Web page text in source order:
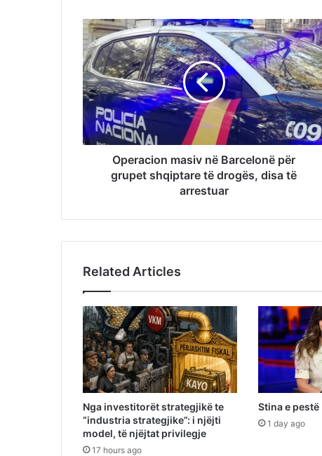
Operacion masiv në Barcelonë për
grupet shqiptare të drogës, disa të
arrestuar
Related Articles
Nga investitorët strategjikë te
“industria strategjike”: i njëjti
model, të njëjtat privilegje
17 hours ago
Stina e pestë
1 day ago